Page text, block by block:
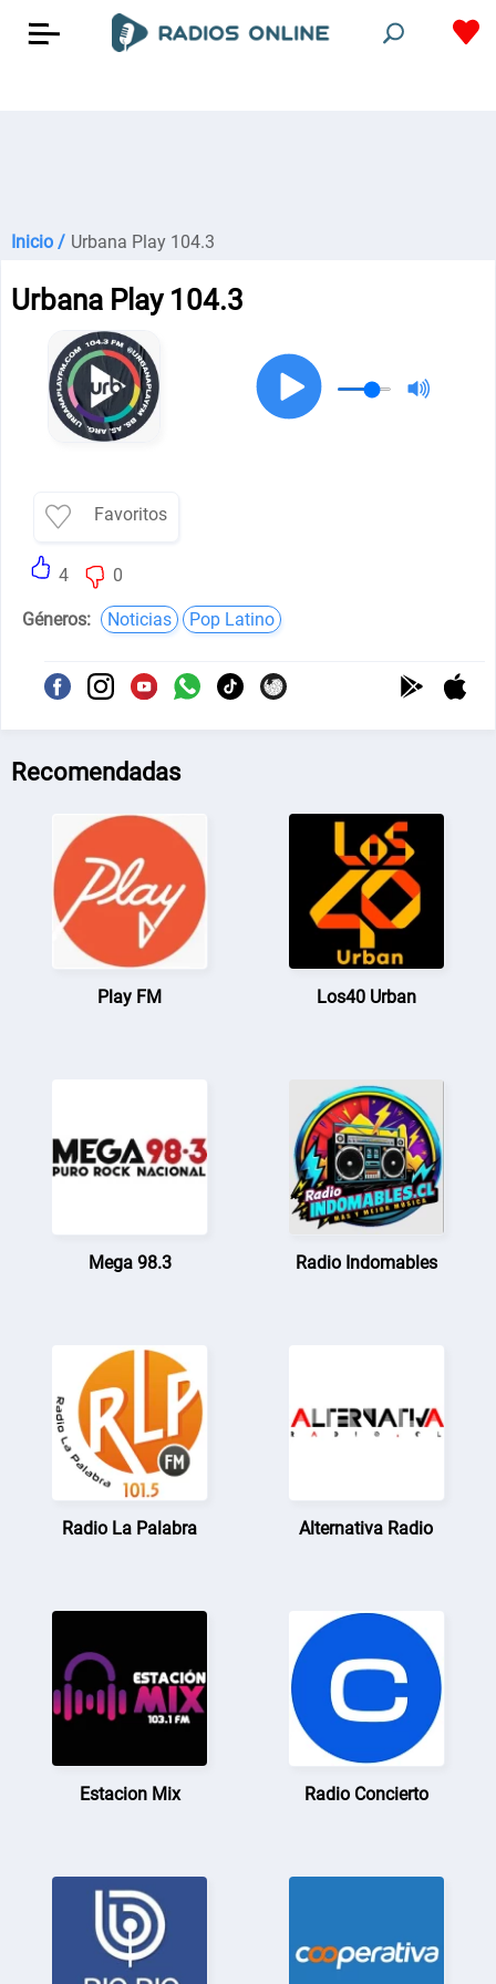
Inicio / Urbana Play 104.3
Urbana Play 104.3
Favoritos
4 0
Géneros: Noticias Pop Latino
Recomendadas
Play FM Los40 Urban
Mega 98.3 Radio Indomables
Radio La Palabra Alternativa Radio
Estacion Mix Radio Concierto